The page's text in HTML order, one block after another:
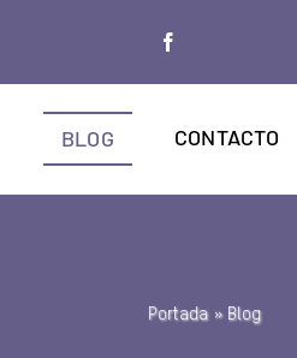
BLOG CONTACTO
Portada» Blog